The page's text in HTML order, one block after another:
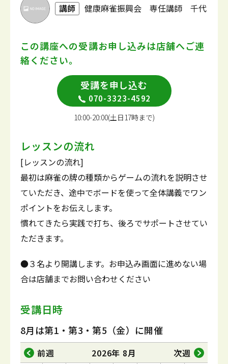
講師 健康麻雀振興会 専任講師 千代
この講座への受講お申し込みは店舗へご連
絡ください。
受講を申し込む
070-3323-4592
10:00-20:00(土日17時まで)
レッスンの流れ
[レッスンの流れ]
最初は麻雀の牌の種類からゲームの流れを説明させ
ていただき、途中でボードを使って全体講義でワン
ポイントをお伝えします。
慣れてきたら実践で打ち、後ろでサポートさせてい
ただきます。
●３名より開講します。お申込み画面に進めない場
合は店舗までお問い合わせください
受講日時
8月は第1・第3・第5（金）に開催
前週 2026年 8月 次週